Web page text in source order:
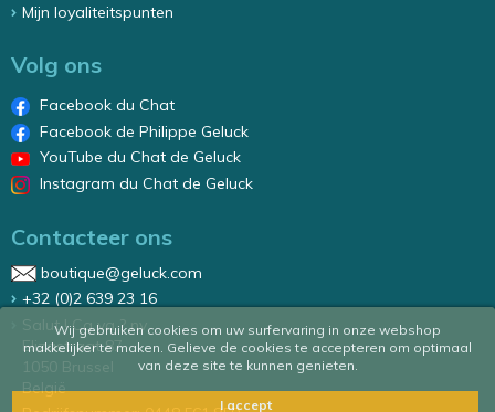
Wij gebruiken cookies om uw surfervaring in onze webshop
makkelijker te maken. Gelieve de cookies te accepteren om optimaal
van deze site te kunnen genieten.
I accept
Mijn loyaliteitspunten
Volg ons
Facebook du Chat
Facebook de Philippe Geluck
YouTube du Chat de Geluck
Instagram du Chat de Geluck
Contacteer ons
boutique@geluck.com
+32 (0)2 639 23 16
Salut ! Ca va ? nv
Elizastraat 87
1050 Brussel
België